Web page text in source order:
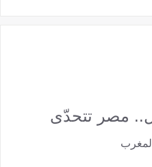
مصر تتحدّى